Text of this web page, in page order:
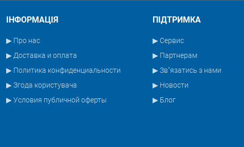
ІНФОРМАЦІЯ
▶ Про нас
▶ Доставка и оплата
▶ Политика конфиденциальности
▶ Згода користувача
▶ Условия публичной оферты
ПІДТРИМКА
▶ Сервис
▶ Партнерам
▶ Зв"язатись з нами
▶ Новости
▶ Блог